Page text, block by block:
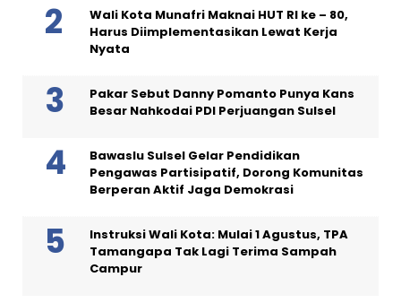
Wali Kota Munafri Maknai HUT RI ke – 80,
Harus Diimplementasikan Lewat Kerja
Nyata
Pakar Sebut Danny Pomanto Punya Kans
Besar Nahkodai PDI Perjuangan Sulsel
Bawaslu Sulsel Gelar Pendidikan
Pengawas Partisipatif, Dorong Komunitas
Berperan Aktif Jaga Demokrasi
Instruksi Wali Kota: Mulai 1 Agustus, TPA
Tamangapa Tak Lagi Terima Sampah
Campur